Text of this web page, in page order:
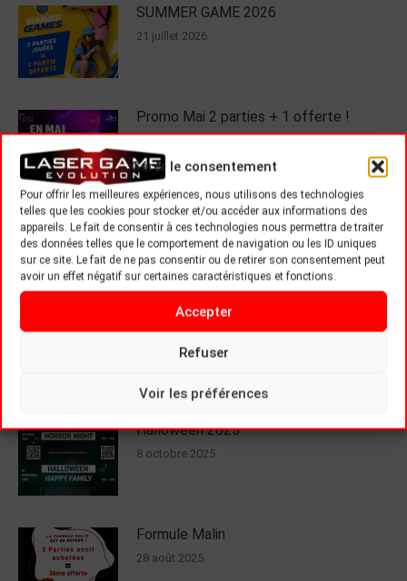
Gérer le consentement
Pour offrir les meilleures expériences, nous utilisons des technologies
telles que les cookies pour stocker et/ou accéder aux informations des
appareils. Le fait de consentir à ces technologies nous permettra de traiter
des données telles que le comportement de navigation ou les ID uniques
sur ce site. Le fait de ne pas consentir ou de retirer son consentement peut
avoir un effet négatif sur certaines caractéristiques et fonctions.
Accepter
Refuser
Voir les préférences
SUMMER GAME 2026
21 juillet 2026
Promo Mai 2 parties + 1 offerte !
C’EST AUSSI NOËL CHEZ LASER
GAME EVOLUTION
21 décembre 2025
Black Friday 2025
26 novembre 2025
Halloween 2025
8 octobre 2025
Formule Malin
28 août 2025